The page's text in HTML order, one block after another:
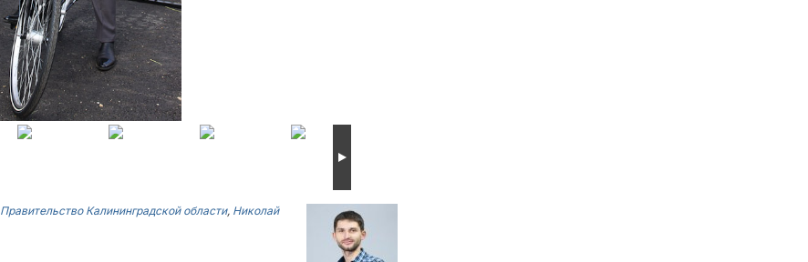
Правительство Калининградской области, Николай